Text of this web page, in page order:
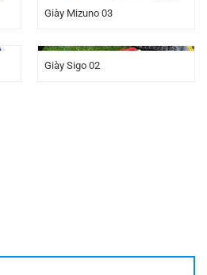
Giày Mizuno 03
Giày Sigo 02